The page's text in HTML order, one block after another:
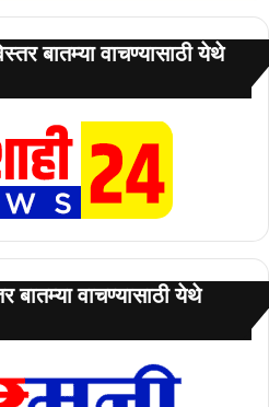
बातम्या वाचण्यासाठी येथे
वाचण्यासाठी येथे